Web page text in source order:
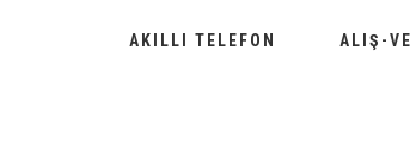
AKILLI TELEFON ALIŞ-